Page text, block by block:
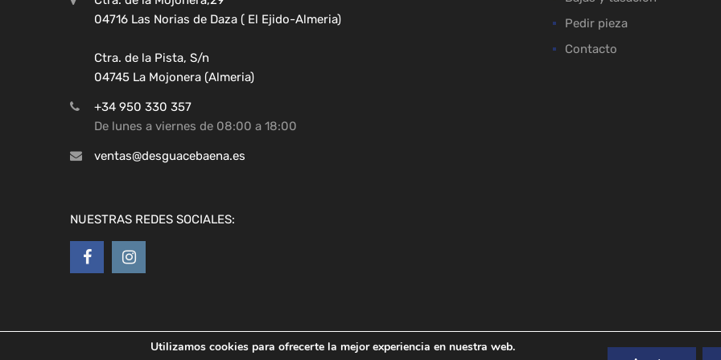
04716 Las Norias de Daza ( El Ejido-Almeria)
Ctra. de la Pista, S/n
04745 La Mojonera (Almeria)
+34 950 330 357
De lunes a viernes de 08:00 a 18:00
ventas@desguacebaena.es
NUESTRAS REDES SOCIALES:
Pedir pieza
Contacto
Desguaces Baena
Utilizamos cookies para ofrecerte la mejor experiencia en nuestra web.